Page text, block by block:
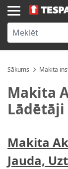
Skip to Content
Sākums Makita
Makita
Lādētāji
Makita
Jauda,